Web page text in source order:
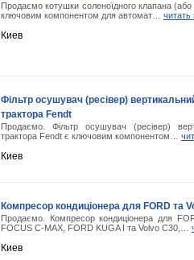
Продаємо котушки соленоїдного клапана
ключовим компонентом для автомат… читать
Киев
Фільтр осушувач (ресівер)
трактора Fendt
Продаємо. Фільтр осушувач (ресівер)
трактора Fendt є ключовим компонентом…
Киев
Компресор кондиціонера для FORD та
Продаємо. Компресор кондиціонера для
FOCUS C-MAX, FORD KUGA I та Volvo С30,…
Киев